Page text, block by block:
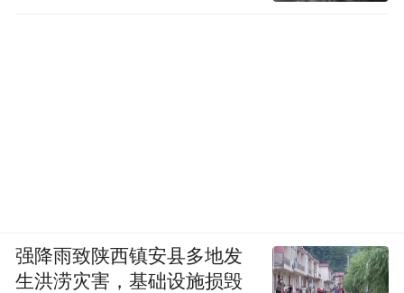
强降雨致陕西镇安县多地发
生洪涝灾害，基础设施损毁